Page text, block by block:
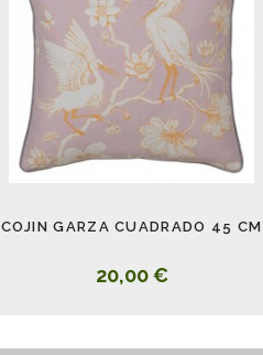
COJIN GARZA CUADRADO 45 CM
20,00 €